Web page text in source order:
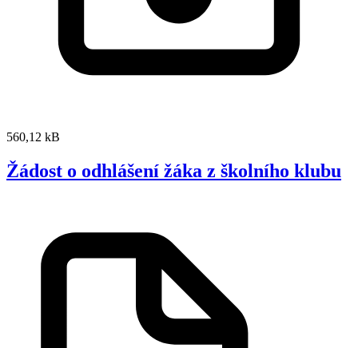
560,12 kB
Žádost o odhlášení žáka z školního klubu